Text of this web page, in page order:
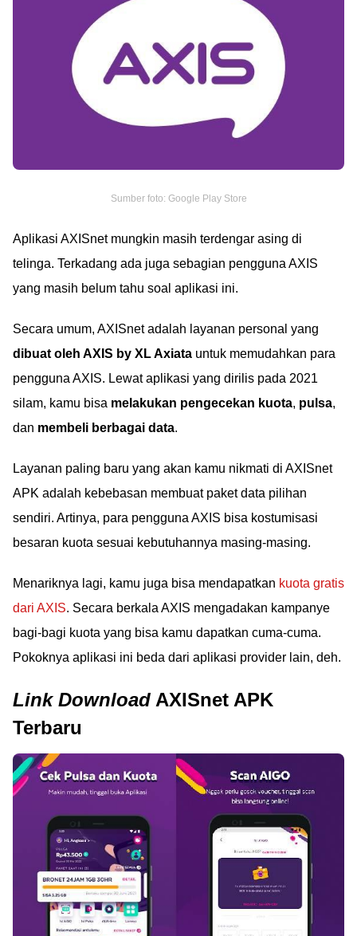
Sumber foto: Google Play Store
Aplikasi AXISnet mungkin masih terdengar asing di
telinga. Terkadang ada juga sebagian pengguna AXIS
yang masih belum tahu soal aplikasi ini.
Secara umum, AXISnet adalah layanan personal yang
dibuat oleh AXIS by XL Axiata untuk memudahkan para
pengguna AXIS. Lewat aplikasi yang dirilis pada 2021
silam, kamu bisa melakukan pengecekan kuota, pulsa,
dan membeli berbagai data.
Layanan paling baru yang akan kamu nikmati di AXISnet
APK adalah kebebasan membuat paket data pilihan
sendiri. Artinya, para pengguna AXIS bisa kostumisasi
besaran kuota sesuai kebutuhannya masing-masing.
Menariknya lagi, kamu juga bisa mendapatkan kuota gratis
dari AXIS. Secara berkala AXIS mengadakan kampanye
bagi-bagi kuota yang bisa kamu dapatkan cuma-cuma.
Pokoknya aplikasi ini beda dari aplikasi provider lain, deh.
Link Download AXISnet APK
Terbaru